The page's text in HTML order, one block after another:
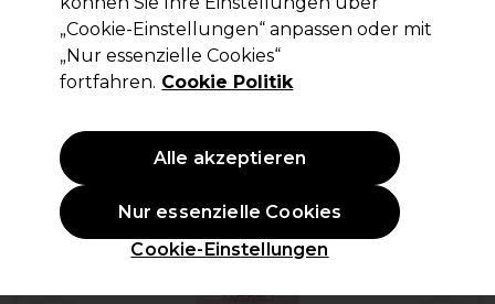
(0)
2,65 €ohne MwSt.
(PROFI-PREIS)
3,15 € inkl. MwSt.) | 4.42 € pro 100ml
„Cookie-Einstellungen“ anpassen oder mit
„Nur essenzielle Cookies“
fortfahren. Cookie Politik
Cookie-Einstellungen
Nur essenzielle Cookies
Alle akzeptieren